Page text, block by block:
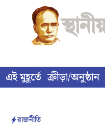
content
এই মুহূর্তে ক্রীড়া/অনুষ্ঠান
রাজনীতি